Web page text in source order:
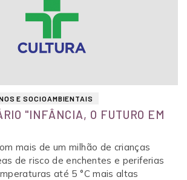
E SOCIOAMBIENTAIS
"INFÂNCIA, O FUTURO EM
mais de um milhão de crianças
de risco de enchentes e periferias
até 5 °C mais altas